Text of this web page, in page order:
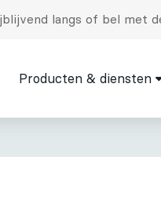
langs of bel met
Producten & diensten